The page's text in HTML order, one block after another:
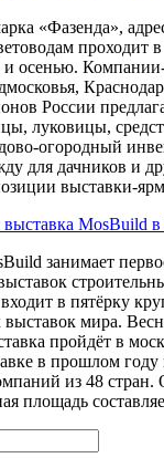
«Фазенда»,
проходит
осенью.
России
луковицы,
огородный
для дачников и
выставки-
выставка MosBuild
занимает
в пятёрку
выставок мира.
пройдёт в
в прошлом году
из 48 стран.
площадь